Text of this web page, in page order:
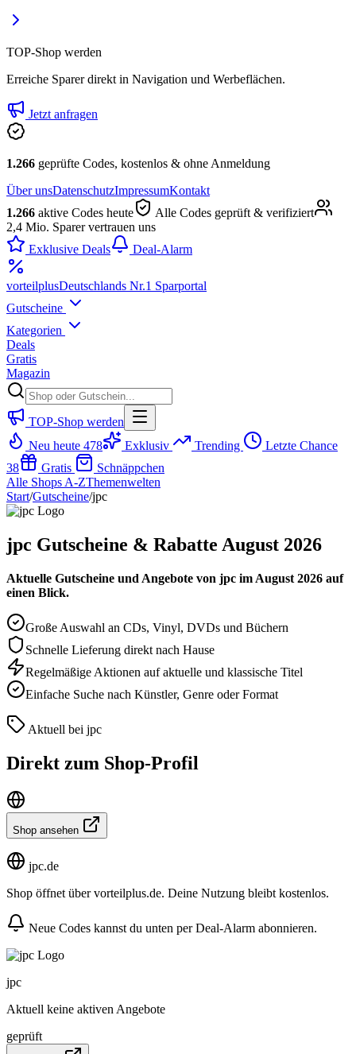
TOP-Shop werden
Erreiche Sparer direkt in Navigation und Werbeflächen.
Jetzt anfragen
1.266 geprüfte Codes, kostenlos & ohne Anmeldung
Über unsDatenschutzImpressumKontakt
1.266 aktive Codes heute
Alle Codes geprüft & verifiziert
2,4 Mio. Sparer vertrauen uns
Exklusive Deals
Deal-Alarm
vorteilplusDeutschlands Nr.1 Sparportal
Gutscheine
Kategorien
Deals
Gratis
Magazin
TOP-Shop werden
Neu heute 478 Exklusiv Trending
Letzte Chance
38
Gratis
Schnäppchen
Alle Shops A-ZThemenwelten
Start/Gutscheine/jpc
jpc Gutscheine & Rabatte August 2026
Aktuelle Gutscheine und Angebote von jpc im August 2026 auf
einen Blick.
Große Auswahl an CDs, Vinyl, DVDs und Büchern
Schnelle Lieferung direkt nach Hause
Regelmäßige Aktionen auf aktuelle und klassische Titel
Einfache Suche nach Künstler, Genre oder Format
Aktuell bei jpc
Direkt zum Shop-Profil
Shop ansehen
jpc.de
Shop öffnet über vorteilplus.de. Deine Nutzung bleibt kostenlos.
Neue Codes kannst du unten per Deal-Alarm abonnieren.
jpc
Aktuell keine aktiven Angebote
geprüft